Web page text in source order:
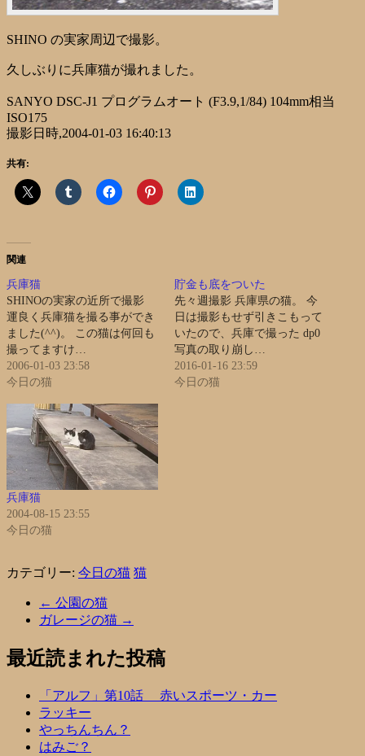
SHINO の実家周辺で撮影。
久しぶりに兵庫猫が撮れました。
SANYO DSC-J1 プログラムオート (F3.9,1/84) 104mm相当
ISO175
撮影日時,2004-01-03 16:40:13
共有:
関連
兵庫猫
SHINOの実家の近所で撮影
運良く兵庫猫を撮る事ができ
ました(^^)。 この猫は何回も
撮ってますけ…
2006-01-03 23:58
今日の猫
貯金も底をついた
先々週撮影 兵庫県の猫。 今
日は撮影もせず引きこもって
いたので、兵庫で撮った dp0
写真の取り崩し…
2016-01-16 23:59
今日の猫
兵庫猫
2004-08-15 23:55
今日の猫
カテゴリー: 今日の猫 猫
← 公園の猫
ガレージの猫 →
最近読まれた投稿
「アルフ」第10話 赤いスポーツ・カー
ラッキー
やっちんちん？
はみご？